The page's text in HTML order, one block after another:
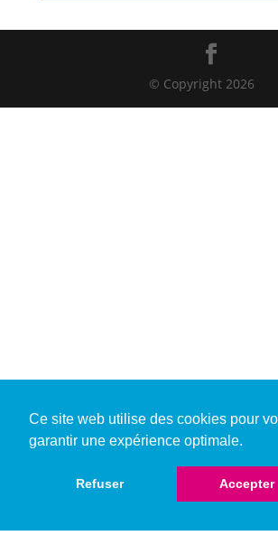
Ce site web utilise des cookies pour
garantir une expérience optimale.
Refuser Accepter
© Copyright 2026